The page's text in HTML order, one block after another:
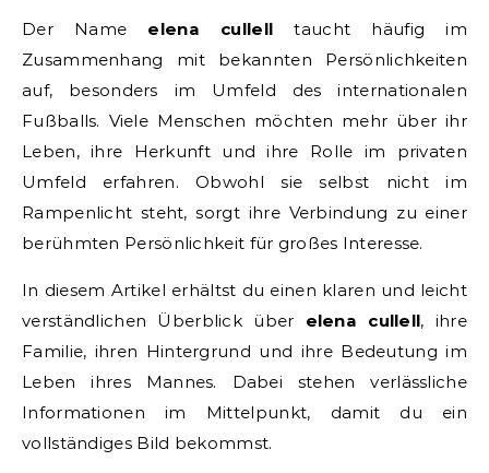
Der Name elena cullell taucht häufig im
Zusammenhang mit bekannten Persönlichkeiten
auf, besonders im Umfeld des internationalen
Fußballs. Viele Menschen möchten mehr über ihr
Leben, ihre Herkunft und ihre Rolle im privaten
Umfeld erfahren. Obwohl sie selbst nicht im
Rampenlicht steht, sorgt ihre Verbindung zu einer
berühmten Persönlichkeit für großes Interesse.
In diesem Artikel erhältst du einen klaren und leicht
verständlichen Überblick über elena cullell, ihre
Familie, ihren Hintergrund und ihre Bedeutung im
Leben ihres Mannes. Dabei stehen verlässliche
Informationen im Mittelpunkt, damit du ein
vollständiges Bild bekommst.